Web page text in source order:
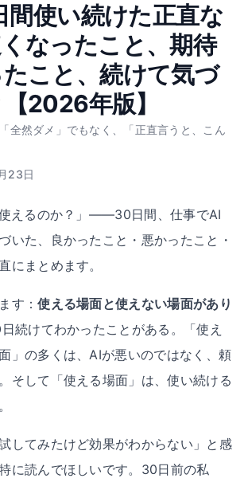
使い続けた正直な
なったこと、期待
こと、続けて気づ
2026年版】
全然ダメ」でもなく、「正直言うと、こん
23日
使えるのか？」——30日間、仕事でAI
いた、良かったこと・悪かったこと・
にまとめます。
す：使える場面と使えない場面があり
続けてわかったことがある。「使え
」の多くは、AIが悪いのではなく、頼
そして「使える場面」は、使い続ける
してみたけど効果がわからない」と感
に読んでほしいです。30日前の私